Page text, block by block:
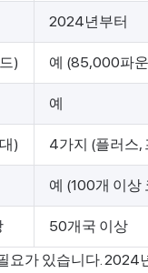
2024년부터
) 예 (85,000파
예
) 4가지 (플러스,
예 (100개 이상
50개국 이상
요가 있습니다.